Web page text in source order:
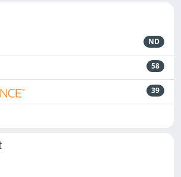
ND
58
39